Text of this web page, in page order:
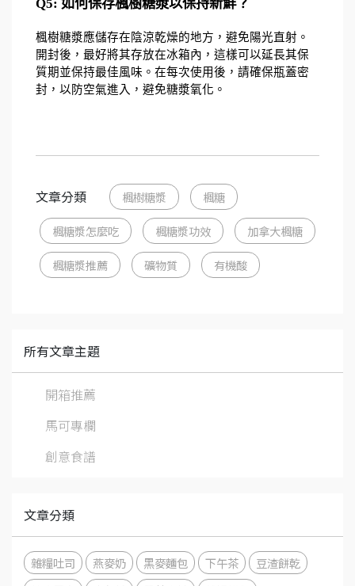
Q5: 如何保存楓樹糖漿以保持新鮮？
楓樹糖漿應儲存在陰涼乾燥的地方，避免陽光直射。
開封後，最好將其存放在冰箱內，這樣可以延長其保
質期並保持最佳風味。在每次使用後，請確保瓶蓋密
封，以防空氣進入，避免糖漿氧化。
文章分類 楓樹糖漿 楓糖
楓糖漿怎麼吃 楓糖漿功效 加拿大楓糖
楓糖漿推薦 礦物質 有機酸
所有文章主題
開箱推薦
馬可專欄
創意食譜
文章分類
雜糧吐司 燕麥奶 黑麥麵包 下午茶
豆渣餅乾